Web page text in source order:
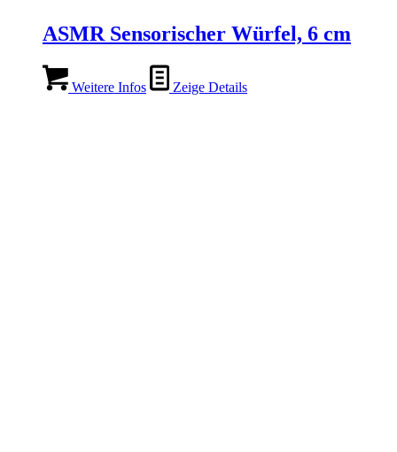
ASMR Sensorischer Würfel, 6 cm
Weitere Infos Zeige Details